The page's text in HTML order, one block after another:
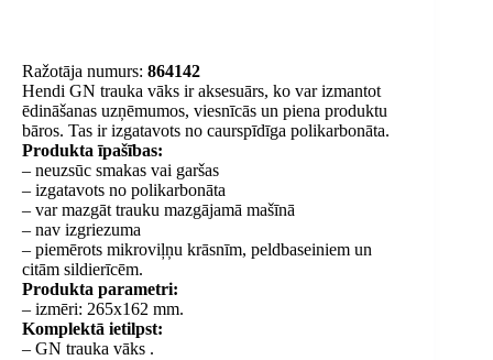
Ražotāja numurs: 864142
Hendi GN trauka vāks ir aksesuārs, ko var izmantot
ēdināšanas uzņēmumos, viesnīcās un piena produktu
bāros. Tas ir izgatavots no caurspīdīga polikarbonāta.
Produkta īpašības:
– neuzsūc smakas vai garšas
– izgatavots no polikarbonāta
– var mazgāt trauku mazgājamā mašīnā
– nav izgriezuma
– piemērots mikroviļņu krāsnīm, peldbaseiniem un
citām sildierīcēm.
Produkta parametri:
– izmēri: 265x162 mm.
Komplektā ietilpst:
– GN trauka vāks .